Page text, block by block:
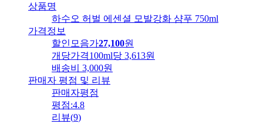
상품명
하수오 허벌 에센셜 모발강화 샴푸 750ml
가격정보
할인모음가27,100원
개당가격100ml당 3,613원
배송비
3,000원
판매자 평점 및 리뷰
판매자평점
평점:4.8
리뷰(9)